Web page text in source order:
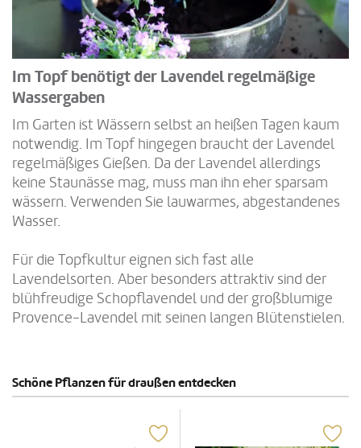
Im Topf benötigt der Lavendel regelmäßige
Wassergaben
Im Garten ist Wässern selbst an heißen Tagen kaum
notwendig. Im Topf hingegen braucht der Lavendel
regelmäßiges Gießen. Da der Lavendel allerdings
keine Staunässe mag, muss man ihn eher sparsam
wässern. Verwenden Sie lauwarmes, abgestandenes
Wasser.
Für die Topfkultur eignen sich fast alle
Lavendelsorten. Aber besonders attraktiv sind der
blühfreudige Schopflavendel und der großblumige
Provence-Lavendel mit seinen langen Blütenstielen.
Schöne Pflanzen für draußen entdecken